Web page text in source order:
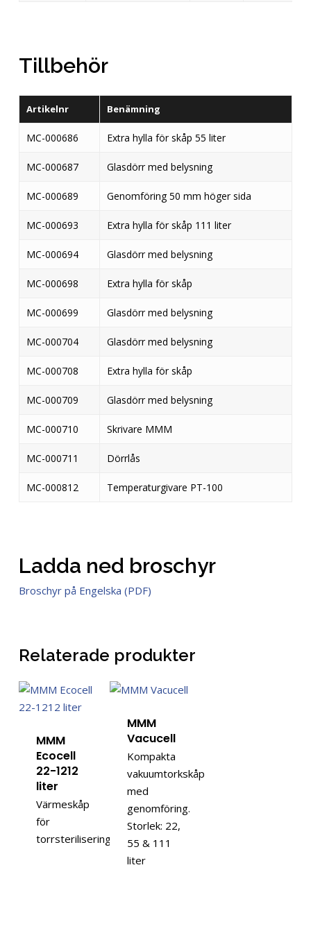
Tillbehör
Artikelnr Benämning
MC-000686 Extra hylla för skåp 55 liter
MC-000687 Glasdörr med belysning
MC-000689 Genomföring 50 mm höger sida
MC-000693 Extra hylla för skåp 111 liter
MC-000694 Glasdörr med belysning
MC-000698 Extra hylla för skåp
MC-000699 Glasdörr med belysning
MC-000704 Glasdörr med belysning
MC-000708 Extra hylla för skåp
MC-000709 Glasdörr med belysning
MC-000710 Skrivare MMM
MC-000711 Dörrlås
MC-000812 Temperaturgivare PT-100
Ladda ned broschyr
Broschyr på Engelska (PDF)
Relaterade produkter
MMM
Ecocell
22-1212
liter
Värmeskåp
för
torrsterilisering.
MMM
Vacucell
Kompakta
vakuumtorkskåp
med
genomföring.
Storlek: 22,
55 & 111
liter